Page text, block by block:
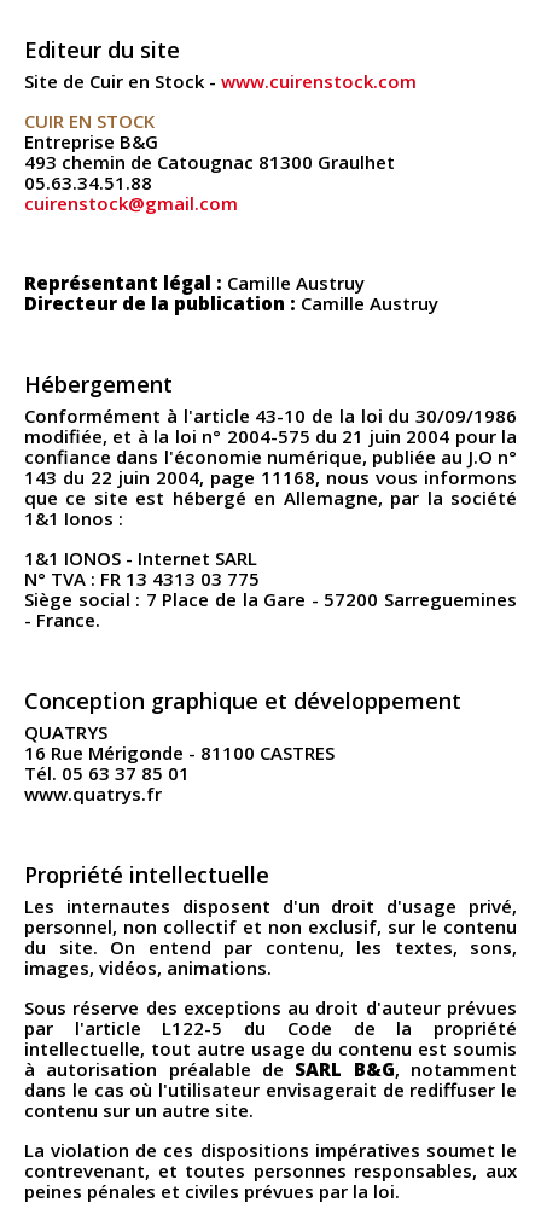
Editeur du site
Site de Cuir en Stock - www.cuirenstock.com
CUIR EN STOCK
Entreprise B&G
493 chemin de Catougnac 81300 Graulhet
05.63.34.51.88
cuirenstock@gmail.com
Représentant légal : Camille Austruy
Directeur de la publication : Camille Austruy
Hébergement
Conformément à l'article 43-10 de la loi du 30/09/1986
modifiée, et à la loi n° 2004-575 du 21 juin 2004 pour la
confiance dans l'économie numérique, publiée au J.O n°
143 du 22 juin 2004, page 11168, nous vous informons
que ce site est hébergé en Allemagne, par la société
1&1 Ionos :
1&1 IONOS - Internet SARL
N° TVA : FR 13 4313 03 775
Siège social : 7 Place de la Gare - 57200 Sarreguemines
- France.
Conception graphique et développement
QUATRYS
16 Rue Mérigonde - 81100 CASTRES
Tél. 05 63 37 85 01
www.quatrys.fr
Propriété intellectuelle
Les internautes disposent d'un droit d'usage privé,
personnel, non collectif et non exclusif, sur le contenu
du site. On entend par contenu, les textes, sons,
images, vidéos, animations.
Sous réserve des exceptions au droit d'auteur prévues
par l'article L122-5 du Code de la propriété
intellectuelle, tout autre usage du contenu est soumis
à autorisation préalable de SARL B&G, notamment
dans le cas où l'utilisateur envisagerait de rediffuser le
contenu sur un autre site.
La violation de ces dispositions impératives soumet le
contrevenant, et toutes personnes responsables, aux
peines pénales et civiles prévues par la loi.